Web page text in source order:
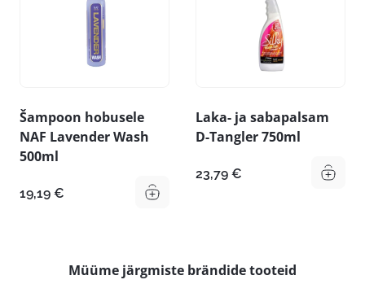
Šampoon hobusele
NAF Lavender Wash
500ml
19,19 €
Laka- ja sabapalsam
D-Tangler 750ml
23,79 €
Müüme järgmiste brändide tooteid